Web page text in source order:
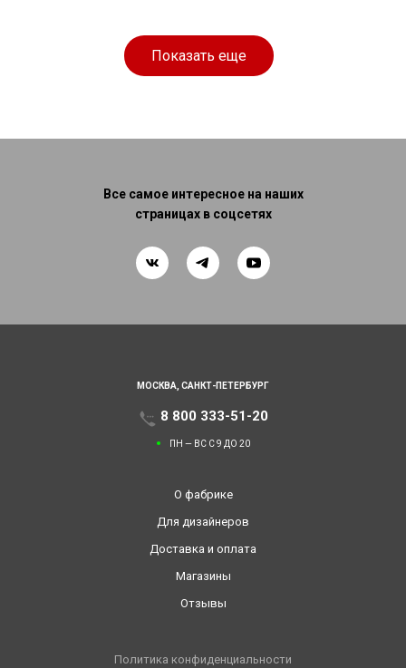
Показать еще
Все самое интересное на наших
страницах в соцсетях
МОСКВА, САНКТ-ПЕТЕРБУРГ
8 800 333-51-20
ПН — ВС С 9 ДО 20
О фабрике
Для дизайнеров
Доставка и оплата
Магазины
Отзывы
Политика конфиденциальности